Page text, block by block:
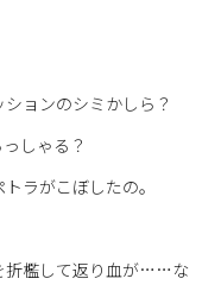
ョンのシミかしら？
しゃる？
ラがこぼしたの。
折檻して返り血が……な